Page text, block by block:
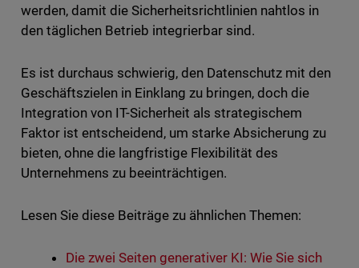
werden, damit die Sicherheitsrichtlinien nahtlos in
den täglichen Betrieb integrierbar sind.
Es ist durchaus schwierig, den Datenschutz mit den
Geschäftszielen in Einklang zu bringen, doch die
Integration von IT-Sicherheit als strategischem
Faktor ist entscheidend, um starke Absicherung zu
bieten, ohne die langfristige Flexibilität des
Unternehmens zu beeinträchtigen.
Lesen Sie diese Beiträge zu ähnlichen Themen:
Die zwei Seiten generativer KI: Wie Sie sich